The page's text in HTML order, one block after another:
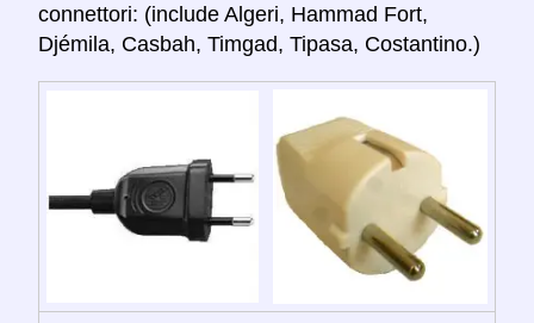
connettori: (include Algeri, Hammad Fort,
Djémila, Casbah, Timgad, Tipasa, Costantino.)